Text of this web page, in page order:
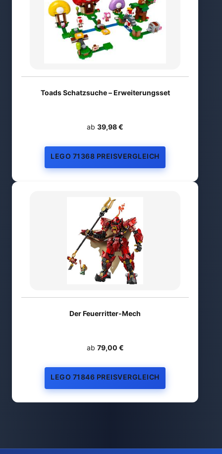
Toads Schatzsuche – Erweiterungsset
ab 39,98 €
LEGO 71368 PREISVERGLEICH
Der Feuerritter-Mech
ab 79,00 €
LEGO 71846 PREISVERGLEICH